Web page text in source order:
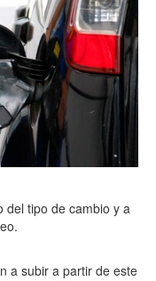
del tipo de cambio y a
a subir a partir de este